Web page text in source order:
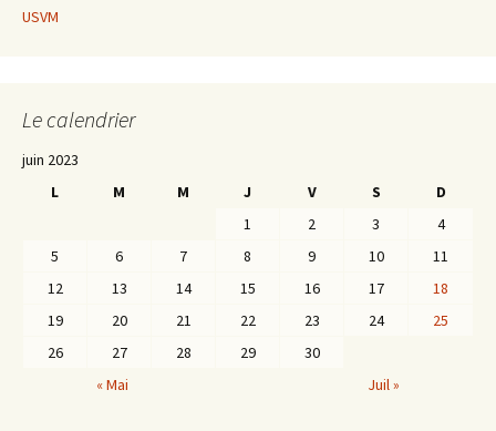
USVM
Le calendrier
juin 2023
L
M M J V S
D
1
2 3
4
5
6 7 8 9 10
11
12
13 14 15 16 17
18
19
20 21 22 23 24
25
26
27 28 29
30
« Mai
Juil »